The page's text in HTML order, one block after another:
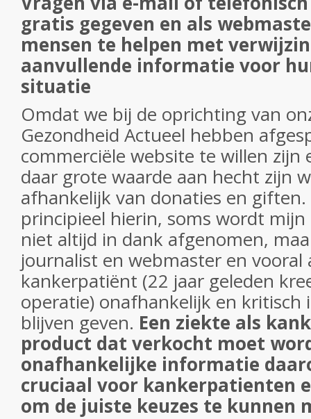
gratis gegeven en als
mensen te helpen met
aanvullende informatie voor
situatie
Omdat we bij de oprichting van
Gezondheid Actueel hebben
commerciële website te willen zijn
daar grote waarde aan hecht zijn
afhankelijk van donaties en
principieel hierin, soms wordt
niet altijd in dank afgenomen,
journalist en webmaster en vooral
kankerpatiënt (22 jaar geleden
operatie) onafhankelijk en
blijven geven. Een ziekte als
product dat verkocht moet
onafhankelijke informatie
cruciaal voor kankerpatienten
om de juiste keuzes te kunnen